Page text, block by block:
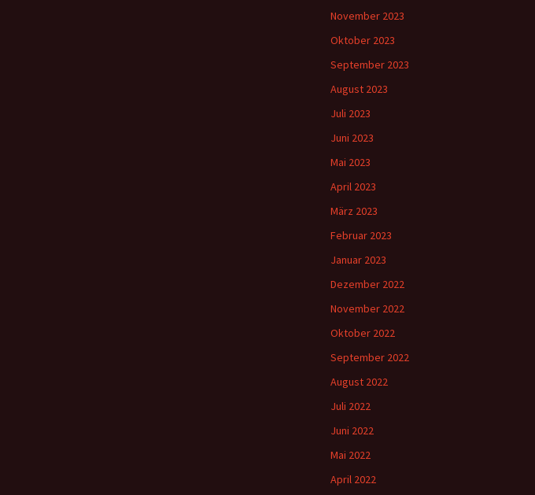
November 2023
Oktober 2023
September 2023
August 2023
Juli 2023
Juni 2023
Mai 2023
April 2023
März 2023
Februar 2023
Januar 2023
Dezember 2022
November 2022
Oktober 2022
September 2022
August 2022
Juli 2022
Juni 2022
Mai 2022
April 2022